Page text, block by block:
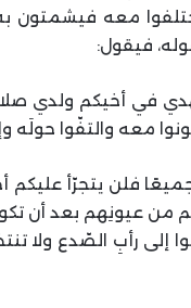
معه فيشمتون
فيقول:
في أخيكم ولدي
معه والتفّوا حولَه
جميعًا فلن يتجرّأ
من عيونِهم بعد أن
إلى رأبِ الصّدع ولا